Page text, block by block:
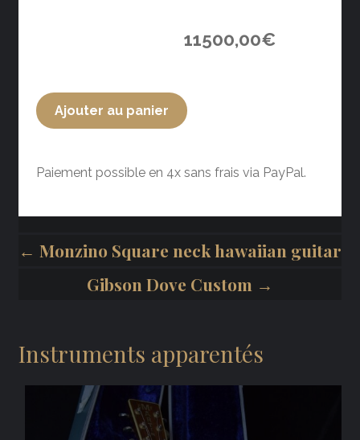
11500,00€
Ajouter au panier
Paiement possible en 4x sans frais via PayPal.
← Monzino Square neck hawaiian guitar
Gibson Dove Custom →
Instruments apparentés